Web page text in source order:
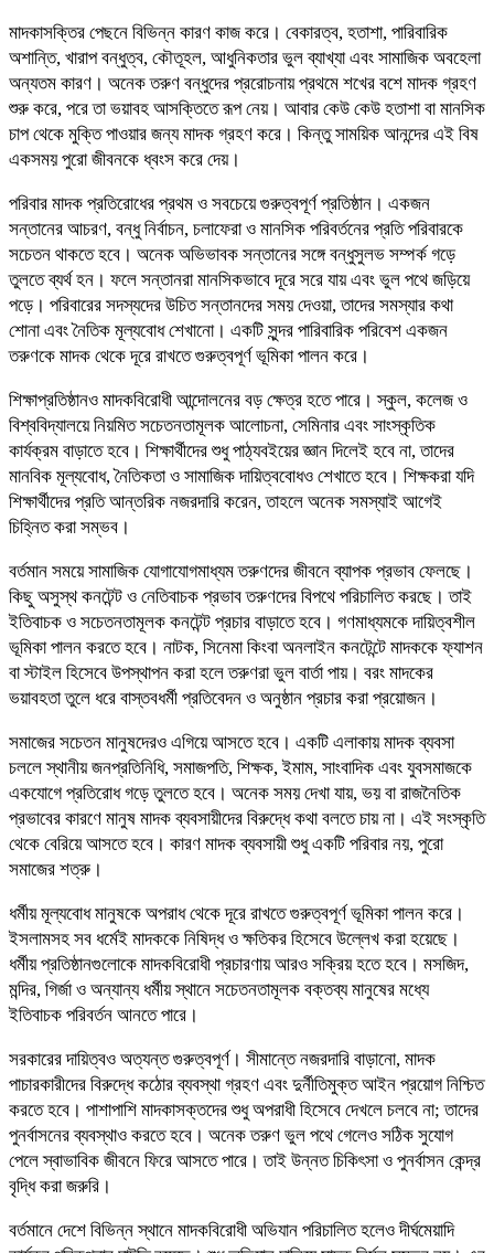
মাদকাসক্তির পেছনে বিভিন্ন কারণ কাজ করে। বেকারত্ব, হতাশা, পারিবারিক
অশান্তি, খারাপ বন্ধুত্ব, কৌতূহল, আধুনিকতার ভুল ব্যাখ্যা এবং সামাজিক অবহেলা
অন্যতম কারণ। অনেক তরুণ বন্ধুদের প্ররোচনায় প্রথমে শখের বশে মাদক গ্রহণ
শুরু করে, পরে তা ভয়াবহ আসক্তিতে রূপ নেয়। আবার কেউ কেউ হতাশা বা মানসিক
চাপ থেকে মুক্তি পাওয়ার জন্য মাদক গ্রহণ করে। কিন্তু সাময়িক আনন্দের এই বিষ
একসময় পুরো জীবনকে ধ্বংস করে দেয়।
পরিবার মাদক প্রতিরোধের প্রথম ও সবচেয়ে গুরুত্বপূর্ণ প্রতিষ্ঠান। একজন
সন্তানের আচরণ, বন্ধু নির্বাচন, চলাফেরা ও মানসিক পরিবর্তনের প্রতি পরিবারকে
সচেতন থাকতে হবে। অনেক অভিভাবক সন্তানের সঙ্গে বন্ধুসুলভ সম্পর্ক গড়ে
তুলতে ব্যর্থ হন। ফলে সন্তানরা মানসিকভাবে দূরে সরে যায় এবং ভুল পথে জড়িয়ে
পড়ে। পরিবারের সদস্যদের উচিত সন্তানদের সময় দেওয়া, তাদের সমস্যার কথা
শোনা এবং নৈতিক মূল্যবোধ শেখানো। একটি সুন্দর পারিবারিক পরিবেশ একজন
তরুণকে মাদক থেকে দূরে রাখতে গুরুত্বপূর্ণ ভূমিকা পালন করে।
শিক্ষাপ্রতিষ্ঠানও মাদকবিরোধী আন্দোলনের বড় ক্ষেত্র হতে পারে। স্কুল, কলেজ ও
বিশ্ববিদ্যালয়ে নিয়মিত সচেতনতামূলক আলোচনা, সেমিনার এবং সাংস্কৃতিক
কার্যক্রম বাড়াতে হবে। শিক্ষার্থীদের শুধু পাঠ্যবইয়ের জ্ঞান দিলেই হবে না, তাদের
মানবিক মূল্যবোধ, নৈতিকতা ও সামাজিক দায়িত্ববোধও শেখাতে হবে। শিক্ষকরা যদি
শিক্ষার্থীদের প্রতি আন্তরিক নজরদারি করেন, তাহলে অনেক সমস্যাই আগেই
চিহ্নিত করা সম্ভব।
বর্তমান সময়ে সামাজিক যোগাযোগমাধ্যম তরুণদের জীবনে ব্যাপক প্রভাব ফেলছে।
কিছু অসুস্থ কনটেন্ট ও নেতিবাচক প্রভাব তরুণদের বিপথে পরিচালিত করছে। তাই
ইতিবাচক ও সচেতনতামূলক কনটেন্ট প্রচার বাড়াতে হবে। গণমাধ্যমকে দায়িত্বশীল
ভূমিকা পালন করতে হবে। নাটক, সিনেমা কিংবা অনলাইন কনটেন্টে মাদককে ফ্যাশন
বা স্টাইল হিসেবে উপস্থাপন করা হলে তরুণরা ভুল বার্তা পায়। বরং মাদকের
ভয়াবহতা তুলে ধরে বাস্তবধর্মী প্রতিবেদন ও অনুষ্ঠান প্রচার করা প্রয়োজন।
সমাজের সচেতন মানুষদেরও এগিয়ে আসতে হবে। একটি এলাকায় মাদক ব্যবসা
চললে স্থানীয় জনপ্রতিনিধি, সমাজপতি, শিক্ষক, ইমাম, সাংবাদিক এবং যুবসমাজকে
একযোগে প্রতিরোধ গড়ে তুলতে হবে। অনেক সময় দেখা যায়, ভয় বা রাজনৈতিক
প্রভাবের কারণে মানুষ মাদক ব্যবসায়ীদের বিরুদ্ধে কথা বলতে চায় না। এই সংস্কৃতি
থেকে বেরিয়ে আসতে হবে। কারণ মাদক ব্যবসায়ী শুধু একটি পরিবার নয়, পুরো
সমাজের শত্রু।
ধর্মীয় মূল্যবোধ মানুষকে অপরাধ থেকে দূরে রাখতে গুরুত্বপূর্ণ ভূমিকা পালন করে।
ইসলামসহ সব ধর্মেই মাদককে নিষিদ্ধ ও ক্ষতিকর হিসেবে উল্লেখ করা হয়েছে।
ধর্মীয় প্রতিষ্ঠানগুলোকে মাদকবিরোধী প্রচারণায় আরও সক্রিয় হতে হবে। মসজিদ,
মন্দির, গির্জা ও অন্যান্য ধর্মীয় স্থানে সচেতনতামূলক বক্তব্য মানুষের মধ্যে
ইতিবাচক পরিবর্তন আনতে পারে।
সরকারের দায়িত্বও অত্যন্ত গুরুত্বপূর্ণ। সীমান্তে নজরদারি বাড়ানো, মাদক
পাচারকারীদের বিরুদ্ধে কঠোর ব্যবস্থা গ্রহণ এবং দুর্নীতিমুক্ত আইন প্রয়োগ নিশ্চিত
করতে হবে। পাশাপাশি মাদকাসক্তদের শুধু অপরাধী হিসেবে দেখলে চলবে না; তাদের
পুনর্বাসনের ব্যবস্থাও করতে হবে। অনেক তরুণ ভুল পথে গেলেও সঠিক সুযোগ
পেলে স্বাভাবিক জীবনে ফিরে আসতে পারে। তাই উন্নত চিকিৎসা ও পুনর্বাসন কেন্দ্র
বৃদ্ধি করা জরুরি।
বর্তমানে দেশে বিভিন্ন স্থানে মাদকবিরোধী অভিযান পরিচালিত হলেও দীর্ঘমেয়াদি